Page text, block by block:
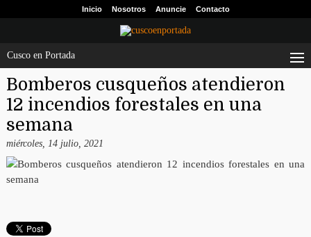
Inicio Nosotros Anuncie Contacto
Cusco en Portada
Bomberos cusqueños atendieron
12 incendios forestales en una
semana
miércoles, 14 julio, 2021